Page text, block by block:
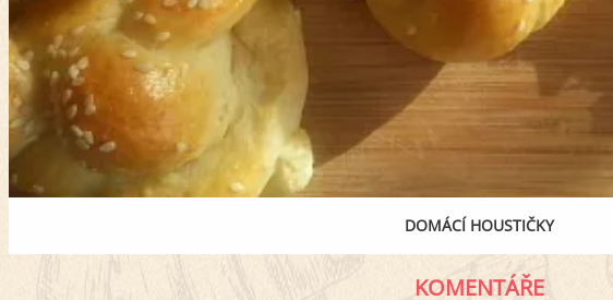
DOMÁCÍ HOUSTIČKY
KOMENTÁŘE